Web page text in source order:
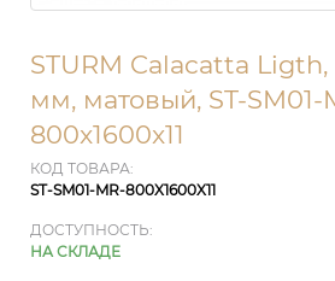
STURM Calacatta Ligth,
мм, матовый, ST-SM01-
800x1600x11
КОД ТОВАРА:
ST-SM01-MR-800X1600X11
ДОСТУПНОСТЬ:
НА СКЛАДЕ